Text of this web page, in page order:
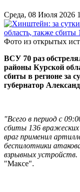
Среда, 08 Июля 2026
Фото из открытых
ВСУ 70 раз
районы Курской
сбиты в регионе за
губернатор
"Всего в период с
сбиты 136 вражеских
враг применил
беспилотники
взрывных
"Максе".